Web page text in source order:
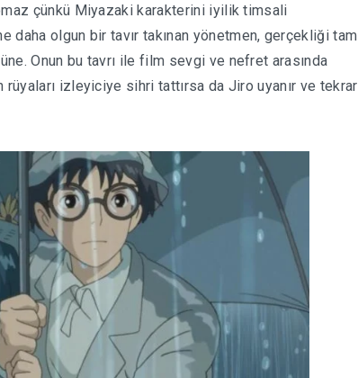
çünkü Miyazaki karakterini iyilik timsali
olgun bir tavır takınan yönetmen, gerçekliği tam
Onun bu tavrı ile film sevgi ve nefret arasında
izleyiciye sihri tattırsa da Jiro uyanır ve tekrar